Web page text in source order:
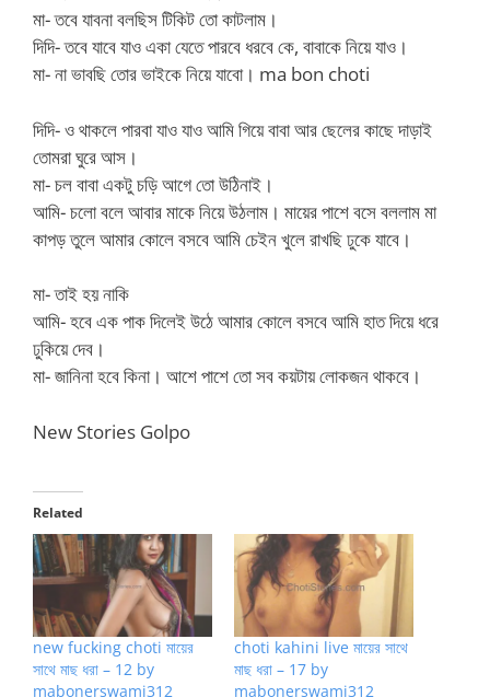
মা- তবে যাবনা বলছিস টিকিট তো কাটলাম।
দিদি- তবে যাবে যাও একা যেতে পারবে ধরবে কে, বাবাকে নিয়ে যাও।
মা- না ভাবছি তোর ভাইকে নিয়ে যাবো। ma bon choti
দিদি- ও থাকলে পারবা যাও যাও আমি গিয়ে বাবা আর ছেলের কাছে দাড়াই
তোমরা ঘুরে আস।
মা- চল বাবা একটু চড়ি আগে তো উঠিনাই।
আমি- চলো বলে আবার মাকে নিয়ে উঠলাম। মায়ের পাশে বসে বললাম মা
কাপড় তুলে আমার কোলে বসবে আমি চেইন খুলে রাখছি ঢুকে যাবে।
মা- তাই হয় নাকি
আমি- হবে এক পাক দিলেই উঠে আমার কোলে বসবে আমি হাত দিয়ে ধরে
ঢুকিয়ে দেব।
মা- জানিনা হবে কিনা। আশে পাশে তো সব কয়টায় লোকজন থাকবে।
New Stories Golpo
Related
new fucking choti মায়ের
সাথে মাছ ধরা – 12 by
mabonerswami312
choti kahini live মায়ের সাথে
মাছ ধরা – 17 by
mabonerswami312